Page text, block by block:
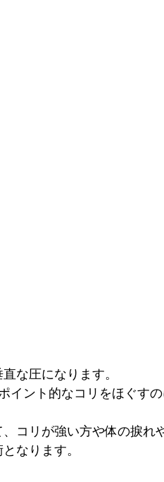
な圧になります。
イント的なコリをほぐす
コリが強い方や体の捩れ
なります。